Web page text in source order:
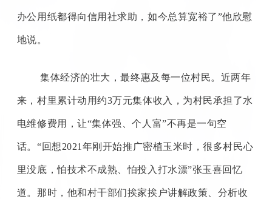
办公用纸都得向信用社求助，如今总算宽裕了”他欣慰
地说。
集体经济的壮大，最终惠及每一位村民。近两年
来，村里累计动用约3万元集体收入，为村民承担了水
电维修费用，让“集体强、个人富”不再是一句空
话。“回想2021 年刚开始推广密植玉米时，很多村民心
里没底，怕技术不成熟、怕投入打水漂”张玉喜回忆
道。那时，他和村干部们挨家挨户讲解政策、分析收